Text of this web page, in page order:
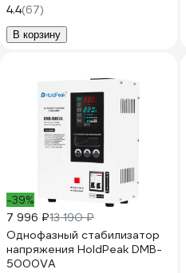
4.4(67)
В корзину
-39%
7 996 ₽13 190 ₽
Однофазный стабилизатор
напряжения HoldPeak DMB-
5000VA